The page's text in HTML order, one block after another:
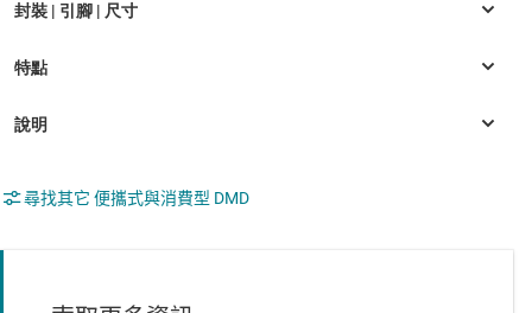
尋找其它 便攜式與消費型 DMD